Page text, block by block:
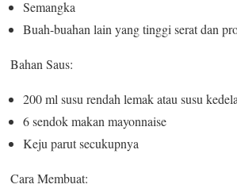
Semangka
Buah-buahan lain yang tinggi serat dan
Bahan Saus:
200 ml susu rendah lemak atau susu
6 sendok makan mayonnaise
Keju parut secukupnya
Cara Membuat: